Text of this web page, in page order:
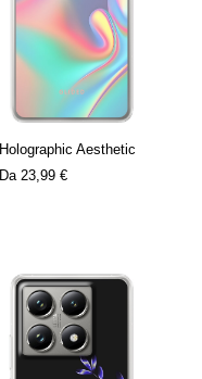
Holographic Aesthetic
Da 23,99 €